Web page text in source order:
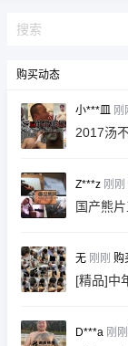
购买动态
小***皿 刚
2017汤
Z***z 刚刚
国产熊
无 刚刚 购
[精品]中
D***a 刚刚